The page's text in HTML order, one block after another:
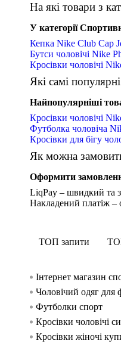
На які товари з
У категорії
Кепка Nike Club Cap
Бутси чоловічі Nike
Кросівки чоловічі
Які самі
Найпопулярніші
Кросівки чоловічі
Футболка чоловіча
Кросівки для бігу
Як можна
Оформити
LiqPay – швидкий та
Накладений платіж –
ТОП запити
Інтернет магазин
Чоловічий одяг для
Футболки спорт
Кросівки чоловічі
Кросівки жіночі